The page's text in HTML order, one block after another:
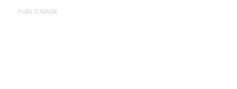
PUBLICIDADE